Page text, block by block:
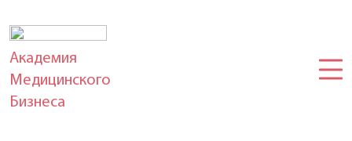
Академия
Медицинского
Бизнеса